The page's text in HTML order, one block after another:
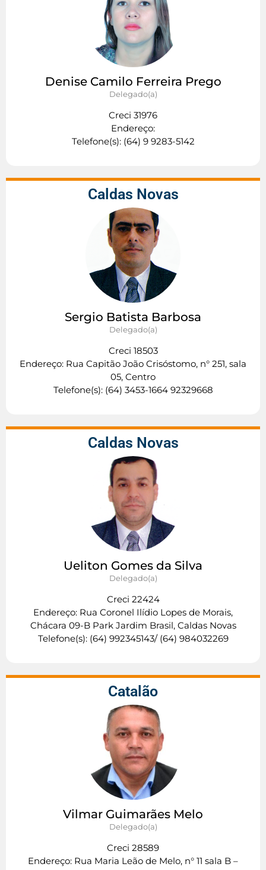
Denise Camilo Ferreira Prego
Delegado(a)
Creci 31976
Endereço:
Telefone(s): (64) 9 9283-5142
Caldas Novas
Sergio Batista Barbosa
Delegado(a)
Creci 18503
Endereço: Rua Capitão João Crisóstomo, n° 251, sala
05, Centro
Telefone(s): (64) 3453-1664 92329668
Caldas Novas
Ueliton Gomes da Silva
Delegado(a)
Creci 22424
Endereço: Rua Coronel Ilídio Lopes de Morais,
Chácara 09-B Park Jardim Brasil, Caldas Novas
Telefone(s): (64) 992345143/ (64) 984032269
Catalão
Vilmar Guimarães Melo
Delegado(a)
Creci 28589
Endereço: Rua Maria Leão de Melo, n° 11 sala B –